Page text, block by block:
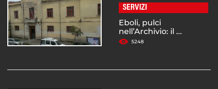
SERVIZI
Eboli, pulci
nell’Archivio: il ...
5248